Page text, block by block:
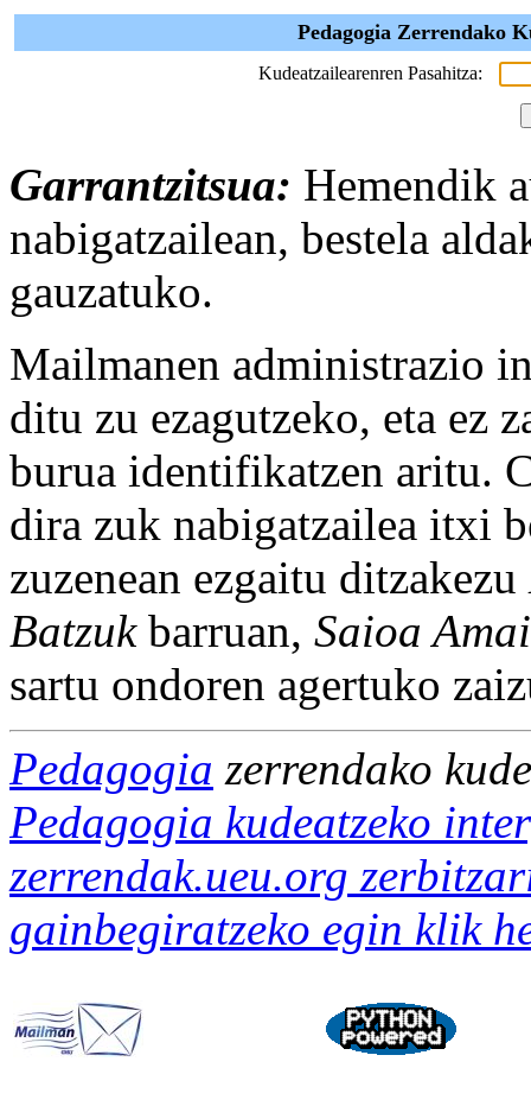
Pedagogia Zerrendako
Kudeatzailearenren Pasahitza:
Garrantzitsua: Hemendik
nabigatzailean, bestela
gauzatuko.
Mailmanen administrazio
ditu zu ezagutzeko, eta ez
burua identifikatzen aritu.
dira zuk nabigatzailea itxi
zuzenean ezgaitu ditzakezu
Batzukbarruan, Saioa
sartu ondoren agertuko
Pedagogia zerrendako
Pedagogia kudeatzeko
zerrendak.ueu.org
gainbegiratzeko egin klik